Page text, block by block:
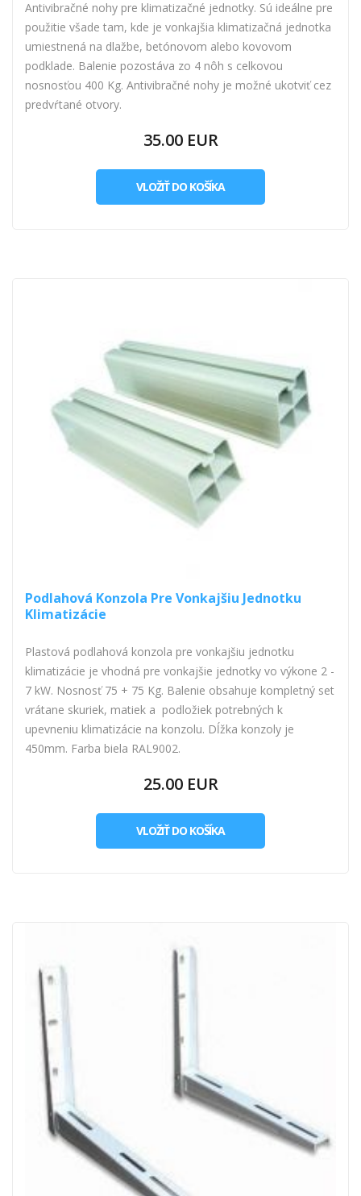
Antivibračné nohy pre klimatizačné jednotky. Sú ideálne pre
použitie všade tam, kde je vonkajšia klimatizačná jednotka
umiestnená na dlažbe, betónovom alebo kovovom
podklade. Balenie pozostáva zo 4 nôh s celkovou
nosnosťou 400 Kg. Antivibračné nohy je možné ukotviť cez
predvŕtané otvory.
35.00 EUR
VLOŽIŤ DO KOŠÍKA
Podlahová Konzola Pre Vonkajšiu Jednotku
Klimatizácie
Plastová podlahová konzola pre vonkajšiu jednotku
klimatizácie je vhodná pre vonkajšie jednotky vo výkone 2 -
7 kW. Nosnosť 75 + 75 Kg. Balenie obsahuje kompletný set
vrátane skuriek, matiek a podložiek potrebných k
upevneniu klimatizácie na konzolu. Dĺžka konzoly je
450mm. Farba biela RAL9002.
25.00 EUR
VLOŽIŤ DO KOŠÍKA